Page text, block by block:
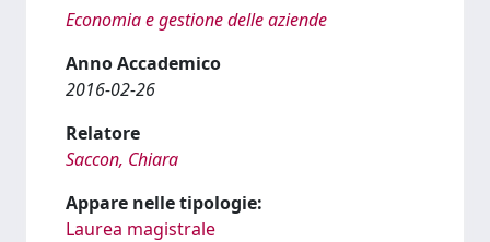
Economia e gestione delle aziende
Anno Accademico
2016-02-26
Relatore
Saccon, Chiara
Appare nelle tipologie:
Laurea magistrale